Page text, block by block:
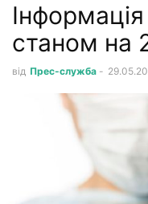
станом на
від Прес-служба -